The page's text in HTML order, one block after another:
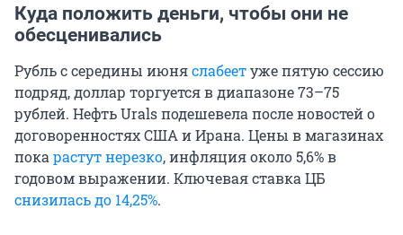
Куда положить деньги, чтобы они не
обесценивались
Рубль с середины июняслабеетуже пятую сессию
подряд, доллар торгуется в диапазоне 73–75
рублей. Нефть Urals подешевела после новостей о
договоренностях США и Ирана. Цены в магазинах
покарастут нерезко, инфляция около 5,6% в
годовом выражении. Ключевая ставка ЦБ
снизилась до 14,25%.